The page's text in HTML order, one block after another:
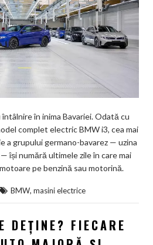
în inima Bavariei. Odată cu
complet electric BMW i3, cea mai
a grupului germano-bavarez — uzina
își numără ultimele zile în care mai
pe benzină sau motorină.
BMW, masini electrice
DEȚINE? FIECARE